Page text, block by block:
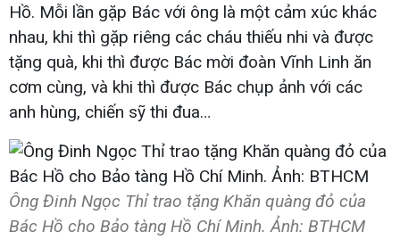
Hồ. Mỗi lần gặp Bác với ông là một cảm xúc khác
nhau, khi thì gặp riêng các cháu thiếu nhi và được
tặng quà, khi thì được Bác mời đoàn Vĩnh Linh ăn
cơm cùng, và khi thì được Bác chụp ảnh với các
anh hùng, chiến sỹ thi đua…
Ông Đinh Ngọc Thỉ trao tặng Khăn quàng đỏ của
Bác Hồ cho Bảo tàng Hồ Chí Minh. Ảnh: BTHCM